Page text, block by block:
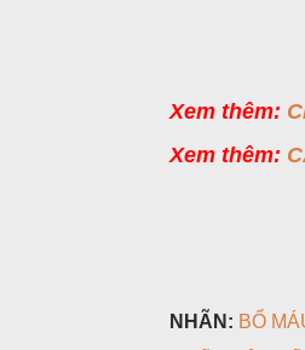
Xem thêm:
Xem thêm:
NHÃN: BỔ